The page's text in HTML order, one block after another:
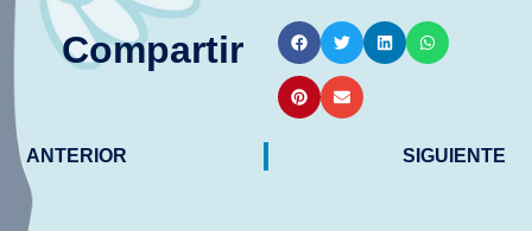
Compartir
ANTERIOR SIGUIENTE